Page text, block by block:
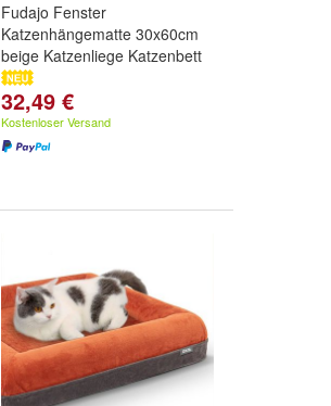
Fudajo Fenster
Katzenhängematte 30x60cm
beige Katzenliege Katzenbett
32,49 €
Kostenloser Versand